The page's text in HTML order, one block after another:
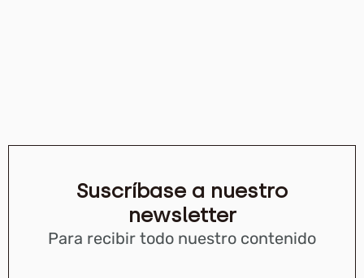
Suscríbase a nuestro
newsletter
Para recibir todo nuestro contenido